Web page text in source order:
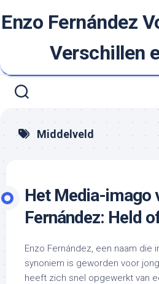
naar
Enzo Fernández
Verschillen
Middelveld
Het Media-imago
Fernández: Held
Enzo Fernández, een naam die
synoniem is geworden voor
heeft zich snel opgewerkt van